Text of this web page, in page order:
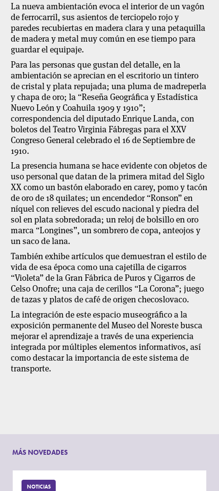
La nueva ambientación evoca el interior de un vagón
de ferrocarril, sus asientos de terciopelo rojo y
paredes recubiertas en madera clara y una petaquilla
de madera y metal muy común en ese tiempo para
guardar el equipaje.
Para las personas que gustan del detalle, en la
ambientación se aprecian en el escritorio un tintero
de cristal y plata repujada; una pluma de madreperla
y chapa de oro; la “Reseña Geográfica y Estadística
Nuevo León y Coahuila 1909 y 1910”;
correspondencia del diputado Enrique Landa, con
boletos del Teatro Virginia Fábregas para el XXV
Congreso General celebrado el 16 de Septiembre de
1910.
La presencia humana se hace evidente con objetos de
uso personal que datan de la primera mitad del Siglo
XX como un bastón elaborado en carey, pomo y tacón
de oro de 18 quilates; un encendedor “Ronson” en
níquel con relieves del escudo nacional y piedra del
sol en plata sobredorada; un reloj de bolsillo en oro
marca “Longines”, un sombrero de copa, anteojos y
un saco de lana.
También exhibe artículos que demuestran el estilo de
vida de esa época como una cajetilla de cigarros
“Violeta” de la Gran Fábrica de Puros y Cigarros de
Celso Onofre; una caja de cerillos “La Corona”; juego
de tazas y platos de café de origen checoslovaco.
La integración de este espacio museográfico a la
exposición permanente del Museo del Noreste busca
mejorar el aprendizaje a través de una experiencia
integrada por múltiples elementos informativos, así
como destacar la importancia de este sistema de
transporte.
MÁS NOVEDADES
NOTICIAS